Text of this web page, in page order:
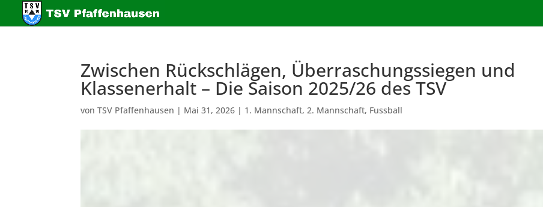
Zwischen Rückschlägen, Überraschungssiegen und
Klassenerhalt – Die Saison 2025/26 des TSV
vonTSV Pfaffenhausen | Mai 31, 2026 | 1. Mannschaft,2. Mannschaft, Fussball